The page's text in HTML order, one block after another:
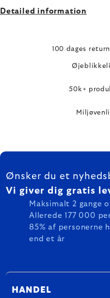
Detailed information
100 dages
50k+
FOOTER
Ønsker du et
Vi giver dig gratis
Maksimalt 2 gange
Allerede 177 000
85% af personerne
end et år
HANDEL